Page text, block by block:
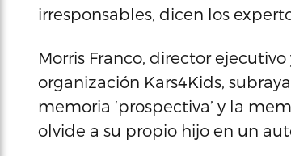
irresponsables, dicen los
Morris Franco, director
organización Kars4Kids,
memoria ‘prospectiva’ y la
olvide a su propio hijo en un